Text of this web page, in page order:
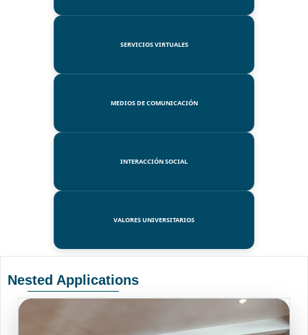
SERVICIOS VIRTUALES
MEDIOS DE COMUNICACIÓN
INTERACCIÓN SOCIAL
VALORES UNIVERSITARIOS
Nested Applications